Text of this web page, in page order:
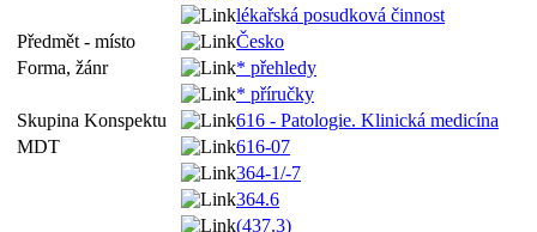
lékařská posudková činnost
Předmět - místo
Česko
Forma, žánr
* přehledy
* příručky
Skupina Konspektu
616 - Patologie. Klinická medicína
MDT
616-07
364-1/-7
364.6
(437.3)